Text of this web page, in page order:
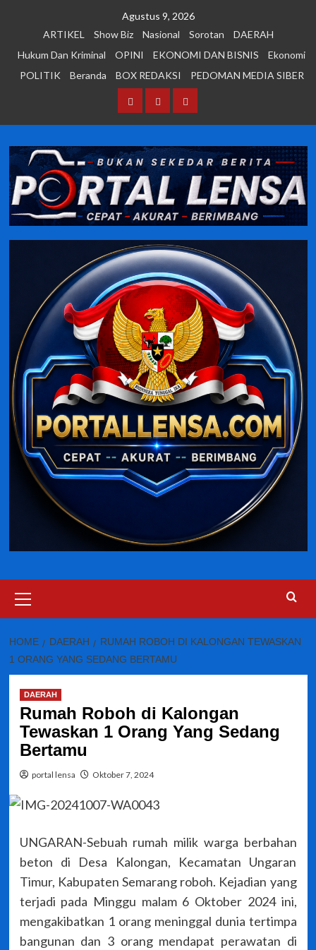
Agustus 9, 2026
ARTIKEL
Show Biz Nasional Sorotan
DAERAH
Hukum Dan Kriminal
OPINI EKONOMI DAN BISNIS
Ekonomi
POLITIK
Beranda BOX REDAKSI PEDOMAN MEDIA SIBER
BerandaBOX PEDOMAN
SIBER
Menu
HOME DAERAH
RUMAH ROBOH DI KALONGAN TEWASKAN
1 ORANG YANG SEDANG BERTAMU
DAERAH
Rumah Roboh di Kalongan
Tewaskan 1 Orang Yang Sedang
Bertamu
portal lensa Oktober 7, 2024
UNGARAN-Sebuah rumah milik warga berbahan
beton di Desa Kalongan, Kecamatan Ungaran
Timur, Kabupaten Semarang roboh. Kejadian yang
terjadi pada Minggu malam 6 Oktober 2024 ini,
mengakibatkan 1 orang meninggal dunia tertimpa
bangunan dan 3 orang mendapat perawatan di